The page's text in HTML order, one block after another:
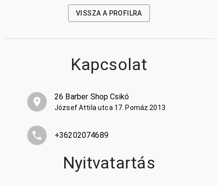
VISSZA A PROFILRA
Kapcsolat
26 Barber Shop Csikó
József Attila utca 17. Pomáz 2013
+36202074689
Nyitvatartás